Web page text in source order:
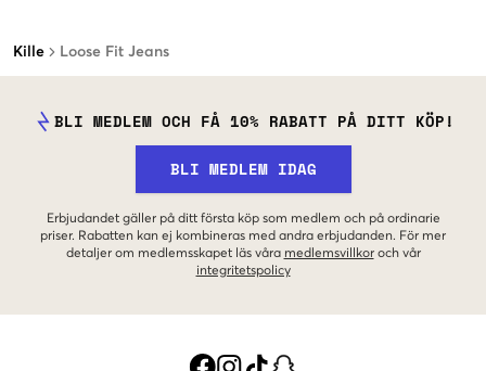
Kille Loose Fit Jeans
BLI MEDLEM OCH FÅ 10% RABATT PÅ DITT KÖP!
BLI MEDLEM IDAG
Erbjudandet gäller på ditt första köp som medlem och på ordinarie
priser. Rabatten kan ej kombineras med andra erbjudanden. För mer
detaljer om medlemsskapet läs våra medlemsvillkor och vår
integritetspolicy